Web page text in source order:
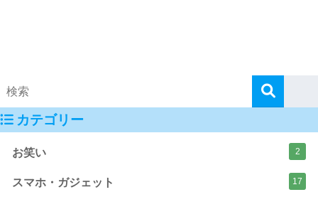
カテゴリー
お笑い 2
スマホ・ガジェット 17